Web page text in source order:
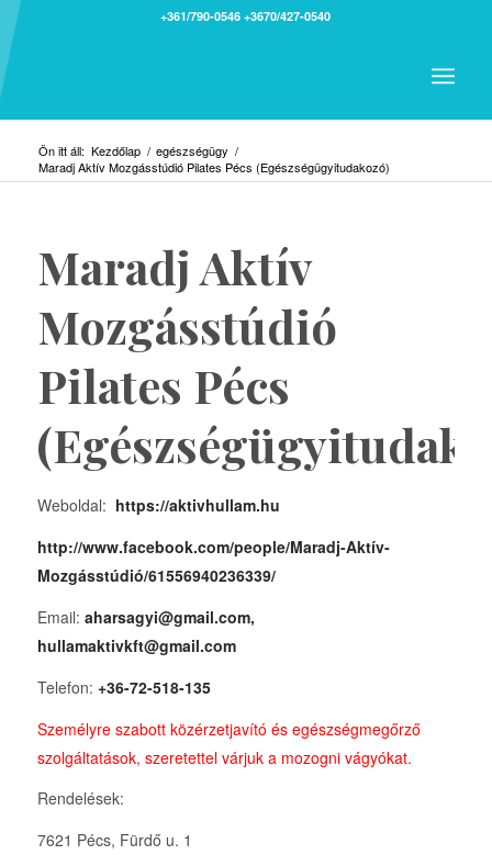
+361/790-0546 +3670/427-0540
Ön itt áll: Kezdőlap / egészségügy /
Maradj Aktív Mozgásstúdió Pilates Pécs (Egészségügyitudakozó)
Maradj Aktív
Mozgásstúdió
Pilates Pécs
Weboldal: https://aktivhullam.hu
http://www.facebook.com/people/Maradj-Aktív-
Mozgásstúdió/61556940236339/
Email: aharsagyi@gmail.com,
hullamaktivkft@gmail.com
Telefon: +36-72-518-135
Személyre szabott közérzetjavító és egészségmegőrző
szolgáltatások, szeretettel várjuk a mozogni vágyókat.
Rendelések:
7621 Pécs, Fürdő u. 1